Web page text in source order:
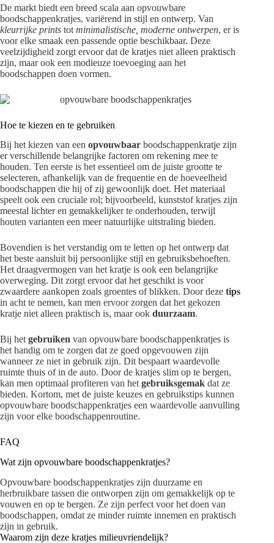
De markt biedt een breed scala aan opvouwbare
boodschappenkratjes, variërend in stijl en ontwerp. Van
kleurrijke prints tot minimalistische, moderne ontwerpen, er is
voor elke smaak een passende optie beschikbaar. Deze
veelzijdigheid zorgt ervoor dat de kratjes niet alleen praktisch
zijn, maar ook een modieuze toevoeging aan het
boodschappen doen vormen.
Hoe te kiezen en te gebruiken
Bij het kiezen van een opvouwbaar boodschappenkratje zijn
er verschillende belangrijke factoren om rekening mee te
houden. Ten eerste is het essentieel om de juiste grootte te
selecteren, afhankelijk van de frequentie en de hoeveelheid
boodschappen die hij of zij gewoonlijk doet. Het materiaal
speelt ook een cruciale rol; bijvoorbeeld, kunststof kratjes zijn
meestal lichter en gemakkelijker te onderhouden, terwijl
houten varianten een meer natuurlijke uitstraling bieden.
Bovendien is het verstandig om te letten op het ontwerp dat
het beste aansluit bij persoonlijke stijl en gebruiksbehoeften.
Het draagvermogen van het kratje is ook een belangrijke
overweging. Dit zorgt ervoor dat het geschikt is voor
zwaardere aankopen zoals groentes of blikken. Door deze tips
in acht te nemen, kan men ervoor zorgen dat het gekozen
kratje niet alleen praktisch is, maar ook duurzaam.
Bij het gebruiken van opvouwbare boodschappenkratjes is
het handig om te zorgen dat ze goed opgevouwen zijn
wanneer ze niet in gebruik zijn. Dit bespaart waardevolle
ruimte thuis of in de auto. Door de kratjes slim op te bergen,
kan men optimaal profiteren van het gebruiksgemak dat ze
bieden. Kortom, met de juiste keuzes en gebruikstips kunnen
opvouwbare boodschappenkratjes een waardevolle aanvulling
zijn voor elke boodschappenroutine.
FAQ
Wat zijn opvouwbare boodschappenkratjes?
Opvouwbare boodschappenkratjes zijn duurzame en
herbruikbare tassen die ontworpen zijn om gemakkelijk op te
vouwen en op te bergen. Ze zijn perfect voor het doen van
boodschappen, omdat ze minder ruimte innemen en praktisch
zijn in gebruik.
Waarom zijn deze kratjes milieuvriendelijk?